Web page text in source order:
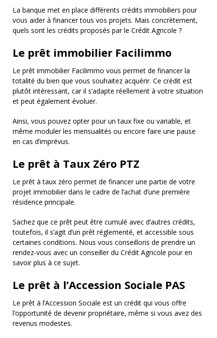
La banque met en place différents crédits immobiliers pour
vous aider à financer tous vos projets. Mais concrètement,
quels sont les crédits proposés par le Crédit Agricole ?
Le prêt immobilier Facilimmo
Le prêt immobilier Facilimmo vous permet de financer la
totalité du bien que vous souhaitez acquérir. Ce crédit est
plutôt intéressant, car il s’adapte réellement à votre situation
et peut également évoluer.
Ainsi, vous pouvez opter pour un taux fixe ou variable, et
même moduler les mensualités ou encore faire une pause
en cas d’imprévus.
Le prêt à Taux Zéro PTZ
Le prêt à taux zéro permet de financer une partie de votre
projet immobilier dans le cadre de l’achat d’une première
résidence principale.
Sachez que ce prêt peut être cumulé avec d’autres crédits,
toutefois, il s’agit d’un prêt réglementé, et accessible sous
certaines conditions. Nous vous conseillons de prendre un
rendez-vous avec un conseiller du Crédit Agricole pour en
savoir plus à ce sujet.
Le prêt à l’Accession Sociale PAS
Le prêt à l’Accession Sociale est un crédit qui vous offre
l’opportunité de devenir propriétaire, même si vous avez des
revenus modestes.